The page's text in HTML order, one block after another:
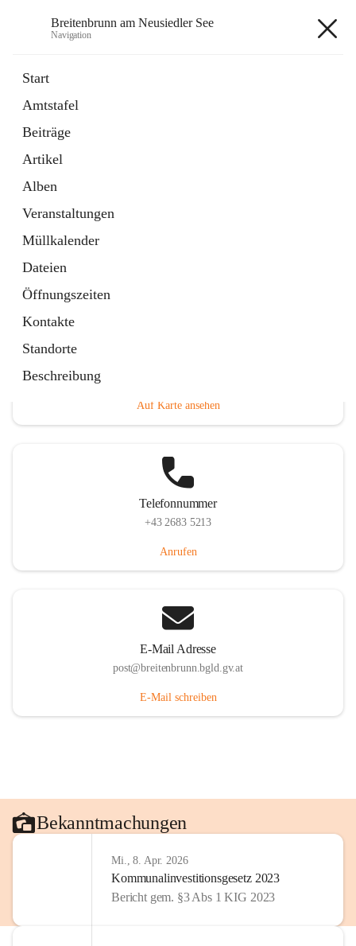
Breitenbrunn am Neusiedler See
Navigation
Start
Amtstafel
Beiträge
Artikel
Alben
Veranstaltungen
Müllkalender
Dateien
Öffnungszeiten
Kontakte
Standorte
Beschreibung
18 Schnellzugriffe
Gemeindeservice
Auf Karte ansehen
Telefonnummer
+43 2683 5213
Anrufen
E-Mail Adresse
post@breitenbrunn.bgld.gv.at
E-Mail schreiben
Bekanntmachungen
Mi., 8. Apr. 2026
Kommunalinvestitionsgesetz 2023
Bericht gem. §3 Abs 1 KIG 2023